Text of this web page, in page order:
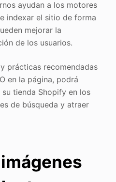
ayudan a los motores
indexar el sitio de forma
mejorar la
de los usuarios.
prácticas recomendadas
en la página, podrá
tienda Shopify en los
de búsqueda y atraer